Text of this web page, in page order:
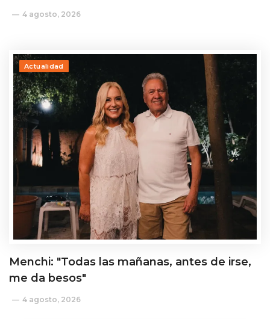
4 agosto, 2026
Actualidad
Menchi: "Todas las mañanas, antes de irse,
me da besos"
4 agosto, 2026